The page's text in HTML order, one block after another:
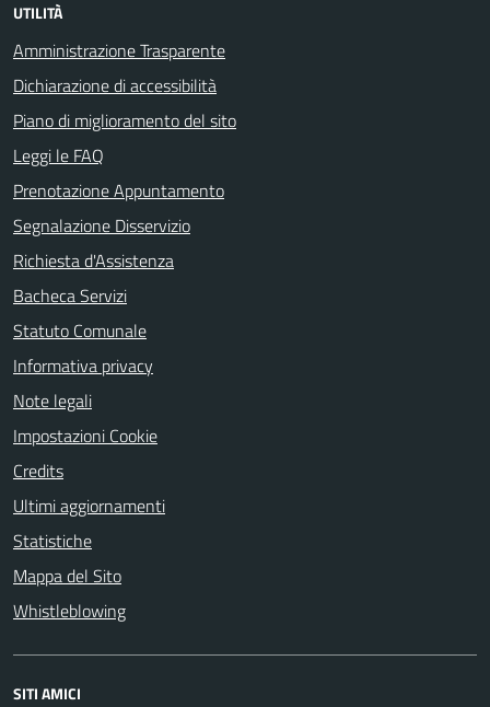
UTILITÀ
Amministrazione Trasparente
Dichiarazione di accessibilità
Piano di miglioramento del sito
Leggi le FAQ
Prenotazione Appuntamento
Segnalazione Disservizio
Richiesta d'Assistenza
Bacheca Servizi
Statuto Comunale
Informativa privacy
Note legali
Impostazioni Cookie
Credits
Ultimi aggiornamenti
Statistiche
Mappa del Sito
Whistleblowing
SITI AMICI